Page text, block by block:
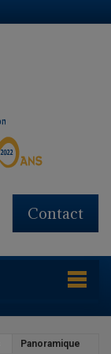
Contact
Panoramique